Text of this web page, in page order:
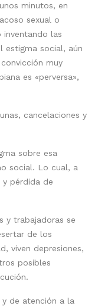
minutos, en
sexual o
las
estigma social, aún
muy
es «perversa»,
cancelaciones y
sobre esa
social. Lo cual, a
y pérdida de
y trabajadoras se
de los
viven depresiones,
posibles
de atención a la